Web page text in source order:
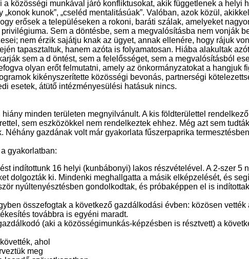
közösségi munkával járó konfliktusokat, akik függetlenek a helyi
kunok”, „cseléd mentalitásúak”. Valóban, azok közül,
erősek a településeken a rokoni, baráti szálak, amelyeket
Sem a döntésbe, sem a megvalósításba nem vonják
nem érzik sajátju knak az ügyet, annak ellenére, hogy rájuk
tapasztaltuk, hanem azóta is folyamatosan. Hiába alakultak
sem a d öntést, sem a felelősséget, sem a megvalósításból
olyan erőt felmutatni, amely az önkormányzatokat a hangjuk
kikényszerítette közösségi bevonás, partnerségi
esetek, átütő intézményesülési hatásuk nincs.
minden területen megnyilvánult. A kis földterülettel
sem eszközökkel nem rendelkeztek ehhez. Még azt sem
gazdának volt már gyakorlata fűszerpaprika
gyakorlatban:
indítottunk 16 helyi (kunbábonyi) lakos részvételével. A 2-szer
dolgozták ki. Mindenki meghallgatta a másik elképzelését, és
nyúltenyésztésben gondolkodtak, és próbaképpen el is
összefogtak a következő gazdálkodási évben: közösen
továbbra is egyéni maradt.
(aki a közösségimunkás-képzésben is résztvett) a
ahol
meg